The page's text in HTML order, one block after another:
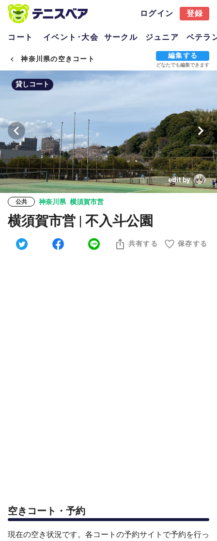
ログイン 登録
コート イベント･大会 サークル ジュニア ベテラ
神奈川県の空きコート 編集する
どなたでも編集できます
貸しコート
edit by
公共 神奈川県 横須賀市営
横須賀市営 | 不入斗公園
共有する 保存する
空きコート・予約
現在の空き状況です。各コートの予約サイトで予約を行っ